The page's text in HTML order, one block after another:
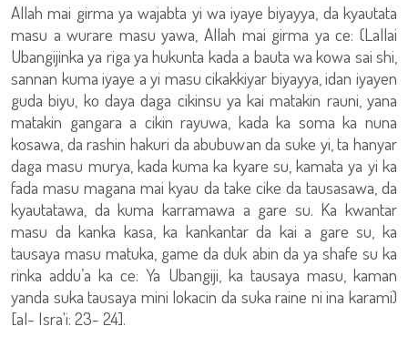
Allah mai girma ya wajabta yi wa iyaye biyayya, da kyautata
masu a wurare masu yawa, Allah mai girma ya ce: (Lallai
Ubangijinka ya riga ya hukunta kada a bauta wa kowa sai shi,
sannan kuma iyaye a yi masu cikakkiyar biyayya, idan iyayen
guda biyu, ko daya daga cikinsu ya kai matakin rauni, yana
matakin gangara a cikin rayuwa, kada ka soma ka nuna
kosawa, da rashin hakuri da abubuwan da suke yi, ta hanyar
daga masu murya, kada kuma ka kyare su, kamata ya yi ka
fada masu magana mai kyau da take cike da tausasawa, da
kyautatawa, da kuma karramawa a gare su. Ka kwantar
masu da kanka kasa, ka kankantar da kai a gare su, ka
tausaya masu matuka, game da duk abin da ya shafe su ka
rinka addu’a ka ce: Ya Ubangiji, ka tausaya masu, kaman
yanda suka tausaya mini lokacin da suka raine ni ina karami)
[al- Isra'i: 23- 24].